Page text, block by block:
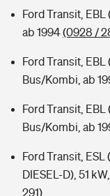
Kinderunfall-Check:
Typklassen: So ist
Sie haben Fragen?
Ford Transit,
ab 1994(0928 /
Ford Transit, EBL
Bus/Kombi, ab
Ford Transit, EBL
Bus/Kombi, ab
Ford Transit, ESL
DIESEL-D), 51
291)